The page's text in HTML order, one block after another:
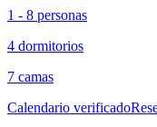
1 - 8 personas
4 dormitorios
7 camas
Calendario verificado